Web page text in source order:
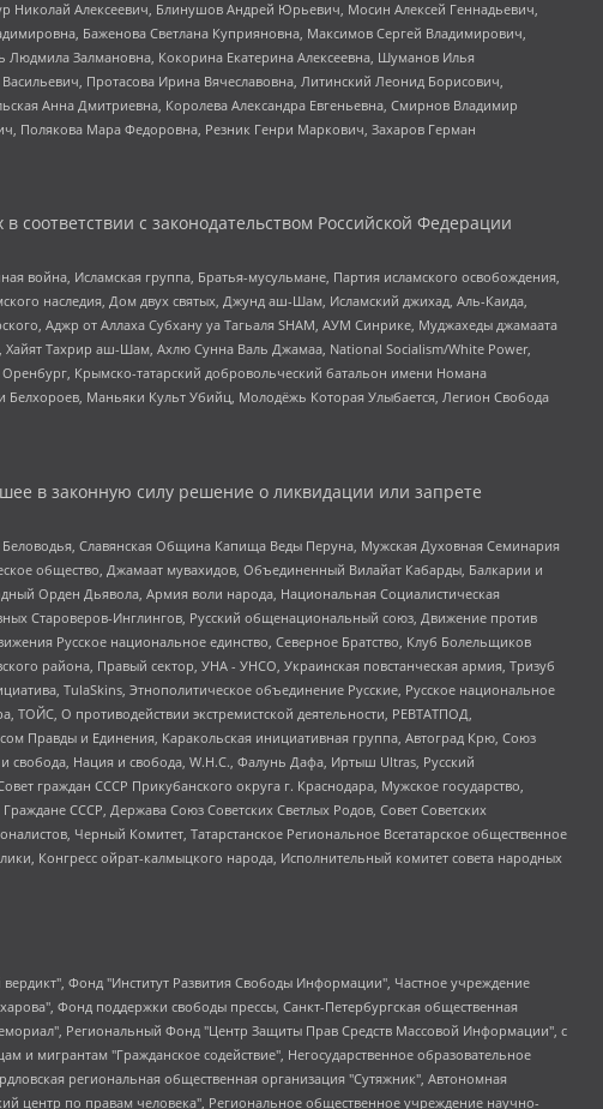
Алексеевич, Блинушов Андрей Юрьевич, Мосин Алексей Геннадьевич,
Баженова Светлана Куприяновна, Максимов Сергей Владимирович,
Людмила Залмановна, Кокорина Екатерина Алексеевна, Шуманов Илья
Протасова Ирина Вячеславовна, Литинский Леонид Борисович,
Анна Дмитриевна, Королева Александра Евгеньевна, Смирнов Владимир
Полякова Мара Федоровна, Резник Генри Маркович, Захаров Герман
с законодательством Российской Федерации
война, Исламская группа, Братья-мусульмане, Партия исламского освобождения,
наследия, Дом двух святых, Джунд аш-Шам, Исламский джихад, Аль-Каида,
Аджр от Аллаха Субхану уа Тагьаля SHAM, АУМ Синрике, Муджахеды джамаата
Хайят Тахрир аш-Шам, Ахлю Сунна Валь Джамаа, National Socialism/White Power,
Крымско-татарский добровольческий батальон имени Номана
Белхороев, Маньяки Культ Убийц, Молодёжь Которая Улыбается, Легион Свобода
в законную силу решение о ликвидации или запрете
Славянская Община Капища Веды Перуна, Мужская Духовная Семинария
общество, Джамаат мувахидов, Объединенный Вилайат Кабарды, Балкарии и
Орден Дьявола, Армия воли народа, Национальная Социалистическая
Староверов-Инглингов, Русский общенациональный союз, Движение против
Русское национальное единство, Северное Братство, Клуб Болельщиков
района, Правый сектор, УНА - УНСО, Украинская повстанческая армия, Тризуб
TulaSkins, Этнополитическое объединение Русские, Русское национальное
О противодействии экстремистской деятельности, РЕВТАТПОД,
Правды и Единения, Каракольская инициативная группа, Автоград Крю, Союз
свобода, Нация и свобода, W.H.С., Фалунь Дафа, Иртыш Ultras, Русский
граждан СССР Прикубанского округа г. Краснодара, Мужское государство,
СССР, Держава Союз Советских Светлых Родов, Совет Советских
Черный Комитет, Татарстанское Региональное Всетатарское общественное
Конгресс ойрат-калмыцкого народа, Исполнительный комитет совета народных
Эмилевна, Григорьев Андрей Валерьевич, Григорьева Алина Александровна, Ассоциация по содействию защите прав призывников, альтернативнослужащих и военнослужащих "Правозащитная группа "Гражданин.Армия.Право", Хисамова Регина Фаритовна, Автономная некоммерческая организация по реализации социально-правовых программ "Лилит", Дальневосточное общественное движение "Маяк", Санкт-Петербургская ЛГБТ-инициативная группа "Выход", Инициативная группа ЛГБТ+ "Реверс", Алексеев Андрей Викторович, Бекбулатова Таисия Львовна, Беляев Иван Михайлович, Владыкина Елена Сергеевна, Гельман Марат Александрович, Никульшина Вероника Юрьевна, Толоконникова Надежда Андреевна, Шендерович Виктор Анатольевич, Общество с ограниченной ответственностью "Данное сообщение", Общество с ограниченной ответственностью Издательский дом "Новая глава", Айнбиндер Александра Александровна, Московский комьюнити-центр для ЛГБТ+инициатив, Благотворительный фонд развития филантропии, Deutsche Welle (Германия, Kurt-Schumacher-Strasse 3, 53113 Bonn), Борзунова Мария Михайловна, Воробьев Виктор Викторович, Голубева Анна Львовна, Константинова Алла Михайловна, Малкова Ирина Владимировна, Мурадов Мурад Абдулгалимович, Осетинская Елизавета Николаевна, Понасенков Евгений Николаевич, Ганапольский Матвей Юрьевич, Киселев Евгений Алексеевич, Борухович Ирина Григорьевна, Дремин Иван Тимофеевич, Дубровский Дмитрий Викторович, Красноярская региональная общественная организация поддержки и развития альтернативных образовательных технологий и межкультурных коммуникаций "ИНТЕРРА", Маяковская Екатерина Алексеевна, Фейгин Марк Захарович, Филимонов Андрей Викторович, Дзугкоева Регина Николаевна, Доброхотов Роман Александрович, Дудь Юрий Александрович, Елкин Сергей Владимирович, Кругликов Кирилл Игоревич, Сабунаева Мария Леонидовна, Семенов Алексей Владимирович, Шаинян Карен Багратович, Шульман Екатерина Михайловна, Асафьев Артур Валерьевич, Вахштайн Виктор Семенович, Венедиктов Алексей Алексеевич, Лушникова Екатерина Евгеньевна, Волков Леонид Михайлович, Невзоров Александр Глебович, Пархоменко Сергей Борисович, Сироткин Ярослав Николаевич, Кара-Мурза Владимир Владимирович, Баранова Наталья Владимировна, Гозман Леонид Яковлевич, Кагарлицкий Борис Юльевич, Климарев Михаил Валерьевич, Милов Владимир Станиславович, Автономная некоммерческая организация Краснодарский центр современного искусства "Типография", Моргенштерн Алишер Тагирович, Соболь Любовь Эдуардовна, Общество с ограниченной ответственностью "ЛИЗА НОРМ", Каспаров Гарри Кимович, Ходорковский Михаил Борисович, Общество с ограниченной ответственностью "Апрельские тезисы", Данилович Ирина Брониславовна, Кашин Олег Владимирович, Петров Николай Владимирович, Пивоваров Алексей Владимирович, Соколов Михаил Владимирович, Цветкова Юлия Владимировна, Чичваркин Евгений Александрович, Комитет против пыток/Команда против пыток, Общество с ограниченной ответственностью "Первый научный", Общество с ограниченной ответственностью "Вертолет и ко", Белоцерковская Вероника Борисовна, Кац Максим Евгеньевич, Лазарева Татьяна Юрьевна, Шаведдинов Руслан Табризович, Яшин Илья Валерьевич, Общество с ограниченной ответственностью "Иноагент ААВ", Алешковский Дмитрий Петрович, Альбац Евгения Марковна, Быков Дмитрий Львович, Галямина Юлия Евгеньевна, Лойко Сергей Леонидович, Мартынов Кирилл Константинович, Медведев Сергей Александрович, Крашенинников Федор Геннадиевич, Гордеева Катерина Вл